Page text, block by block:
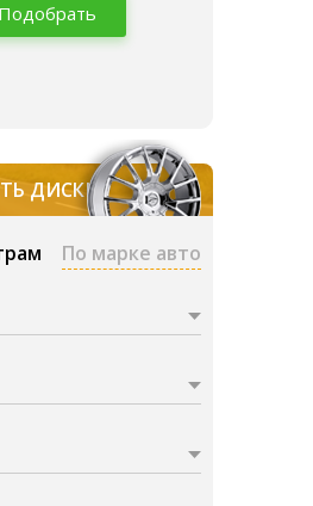
Подобрать
ДИСКИ
По марке авто